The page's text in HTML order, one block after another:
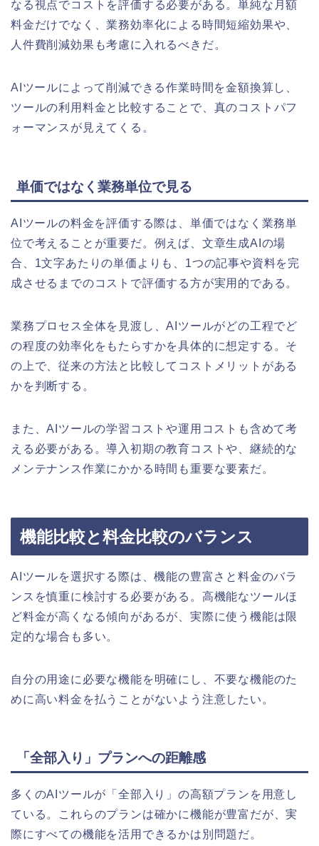
なる視点でコストを評価する必要がある。単純な月額
料金だけでなく、業務効率化による時間短縮効果や、
人件費削減効果も考慮に入れるべきだ。
AIツールによって削減できる作業時間を金額換算し、
ツールの利用料金と比較することで、真のコストパフ
ォーマンスが見えてくる。
単価ではなく業務単位で見る
AIツールの料金を評価する際は、単価ではなく業務単
位で考えることが重要だ。例えば、文章生成AIの場
合、1文字あたりの単価よりも、1つの記事や資料を完
成させるまでのコストで評価する方が実用的である。
業務プロセス全体を見渡し、AIツールがどの工程でど
の程度の効率化をもたらすかを具体的に想定する。そ
の上で、従来の方法と比較してコストメリットがある
かを判断する。
また、AIツールの学習コストや運用コストも含めて考
える必要がある。導入初期の教育コストや、継続的な
メンテナンス作業にかかる時間も重要な要素だ。
機能比較と料金比較のバランス
AIツールを選択する際は、機能の豊富さと料金のバラ
ンスを慎重に検討する必要がある。高機能なツールほ
ど料金が高くなる傾向があるが、実際に使う機能は限
定的な場合も多い。
自分の用途に必要な機能を明確にし、不要な機能のた
めに高い料金を払うことがないよう注意したい。
「全部入り」プランへの距離感
多くのAIツールが「全部入り」の高額プランを用意し
ている。これらのプランは確かに機能が豊富だが、実
際にすべての機能を活用できるかは別問題だ。